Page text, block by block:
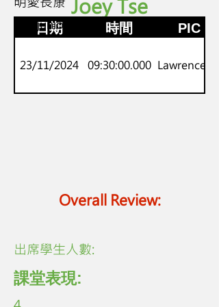
Joey Tse
日期 時間 PIC
23/11/2024 09:30:00.000 Lawrence Lo
Overall Review:
劍橋juniors
​出席學生人數:
課堂表現: